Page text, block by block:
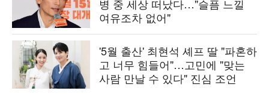
병 중 세상 떠났다…"슬픔 느낄
여유조차 없어"
'5월 출산' 최현석 셰프 딸 "파혼하
고 너무 힘들어"…고민에 "맞는
사람 만날 수 있다" 진심 조언